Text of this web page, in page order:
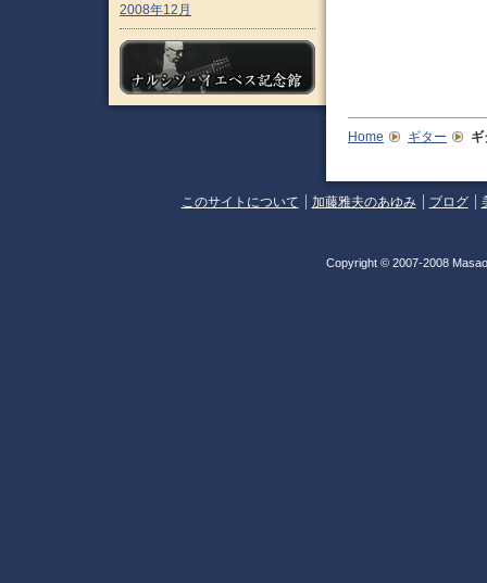
2008年12月
Home ギター
このサイトについて 加藤雅夫のあゆみ ブログ
Copyright © 2007-2008